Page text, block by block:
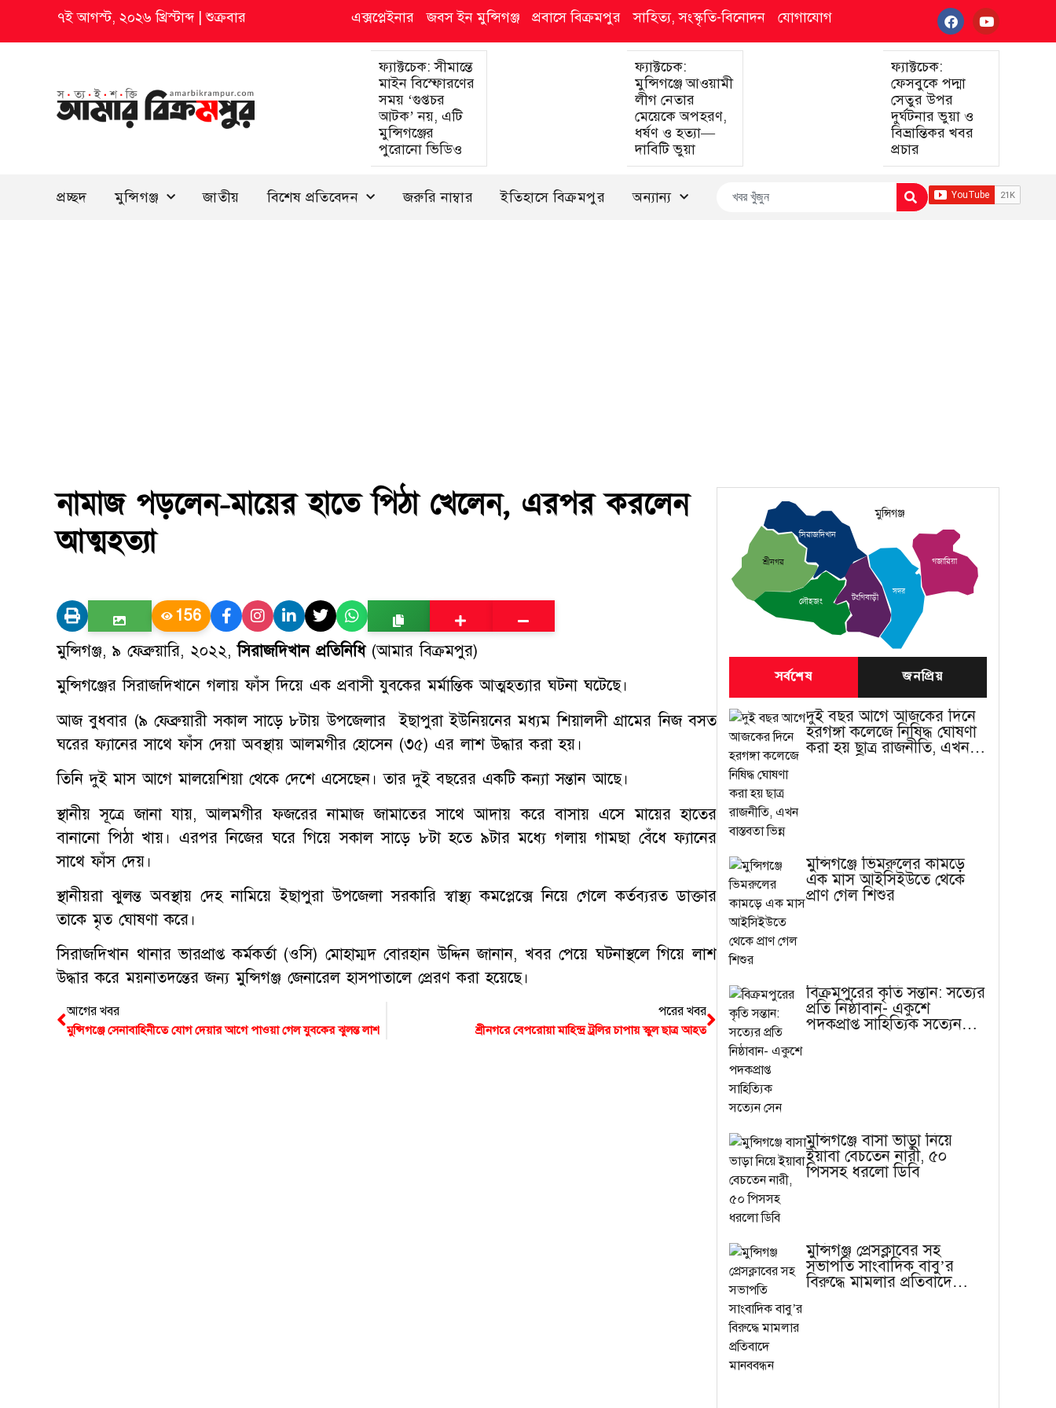
৭ই আগস্ট, ২০২৬ খ্রিস্টাব্দ|শুক্রবার এক্সপ্লেইনার জবস ইন মুন্সিগঞ্জ প্রবাসে বিক্রমপুর সাহিত্য, সংস্কৃতি-বিনোদন যোগাযোগ
ফ্যাক্টচেক: সীমান্তে
মাইন বিস্ফোরণের
সময় ‘গুপ্তচর
আটক’ নয়, এটি
মুন্সিগঞ্জের
পুরোনো ভিডিও
ফ্যাক্টচেক:
মুন্সিগঞ্জে আওয়ামী
লীগ নেতার
মেয়েকে অপহরণ,
ধর্ষণ ও হত্যা—
দাবিটি ভুয়া
ফ্যাক্টচেক:
ফেসবুকে পদ্মা
সেতুর উপর
দুর্ঘটনার ভুয়া ও
বিভ্রান্তিকর খবর
প্রচার
প্রচ্ছদ মুন্সিগঞ্জ জাতীয় বিশেষ প্রতিবেদন জরুরি নাম্বার ইতিহাসে বিক্রমপুর অন্যান্য
নামাজ পড়লেন-মায়ের হাতে পিঠা খেলেন, এরপর করলেন
আত্মহত্যা
156
মুন্সিগঞ্জ, ৯ ফেব্রুয়ারি, ২০২২,সিরাজদিখান প্রতিনিধি(আমার বিক্রমপুর)
মুন্সিগঞ্জের সিরাজদিখানে গলায় ফাঁস দিয়ে এক প্রবাসী যুবকের মর্মান্তিক আত্মহত্যার ঘটনা ঘটেছে।
আজ বুধবার (৯ ফেব্রুয়ারী সকাল সাড়ে ৮টায় উপজেলার ইছাপুরা ইউনিয়নের মধ্যম শিয়ালদী গ্রামের নিজ বসত
ঘরের ফ্যানের সাথে ফাঁস দেয়া অবস্থায় আলমগীর হোসেন (৩৫) এর লাশ উদ্ধার করা হয়।
তিনি দুই মাস আগে মালয়েশিয়া থেকে দেশে এসেছেন। তার দুই বছরের একটি কন্যা সন্তান আছে।
স্থানীয় সূত্রে জানা যায়, আলমগীর ফজরের নামাজ জামাতের সাথে আদায় করে বাসায় এসে মায়ের হাতের
বানানো পিঠা খায়। এরপর নিজের ঘরে গিয়ে সকাল সাড়ে ৮টা হতে ৯টার মধ্যে গলায় গামছা বেঁধে ফ্যানের
সাথে ফাঁস দেয়।
স্থানীয়রা ঝুলন্ত অবস্থায় দেহ নামিয়ে ইছাপুরা উপজেলা সরকারি স্বাস্থ্য কমপ্লেক্সে নিয়ে গেলে কর্তব্যরত ডাক্তার
তাকে মৃত ঘোষণা করে।
সিরাজদিখান থানার ভারপ্রাপ্ত কর্মকর্তা (ওসি) মোহাম্মদ বোরহান উদ্দিন জানান, খবর পেয়ে ঘটনাস্থলে গিয়ে লাশ
উদ্ধার করে ময়নাতদন্তের জন্য মুন্সিগঞ্জ জেনারেল হাসপাতালে প্রেরণ করা হয়েছে।
আগের খবর
মুন্সিগঞ্জে সেনাবাহিনীতে যোগ দেয়ার আগে পাওয়া গেল যুবকের ঝুলন্ত ‌লাশ
পরের খবর
শ্রীনগরে বেপরোয়া মাহিন্দ্র ট্রলির চাপায় স্কুল ছাত্র আহত
শ্রীনগর
সিরাজদিখান
টংগিবাড়ী
সদর
গজারিয়া
লৌহজং
মুন্সিগঞ্জ
সর্বশেষ জনপ্রিয়
দুই বছর আগে আজকের দিনে
হরগঙ্গা কলেজে নিষিদ্ধ ঘোষণা
করা হয় ছাত্র রাজনীতি, এখন
মুন্সিগঞ্জে ভিমরুলের কামড়ে
এক মাস আইসিইউতে থেকে
প্রাণ গেল শিশুর
বিক্রমপুরের কৃতি সন্তান: সত্যের
প্রতি নিষ্ঠাবান- একুশে
পদকপ্রাপ্ত সাহিত্যিক সত্যেন
মুন্সিগঞ্জে বাসা ভাড়া নিয়ে
ইয়াবা বেচতেন নারী, ৫০
পিসসহ ধরলো ডিবি
মুন্সিগঞ্জ প্রেসক্লাবের সহ
সভাপতি সাংবাদিক বাবু’র
বিরুদ্ধে মামলার প্রতিবাদে